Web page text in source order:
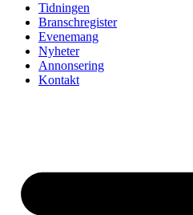
Tidningen
Branschregister
Evenemang
Nyheter
Annonsering
Kontakt